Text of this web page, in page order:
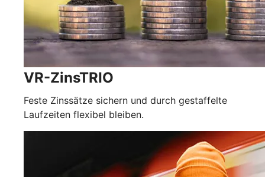
VR-ZinsTRIO
Feste Zinssätze sichern und durch gestaffelte
Laufzeiten flexibel bleiben.